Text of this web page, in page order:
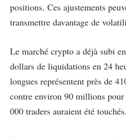
positions. Ces ajustements
transmettre davantage de
Le marché crypto a déjà subi
dollars de liquidations en 24
longues représentent près de
contre environ 90 millions
000 traders auraient été touchés.